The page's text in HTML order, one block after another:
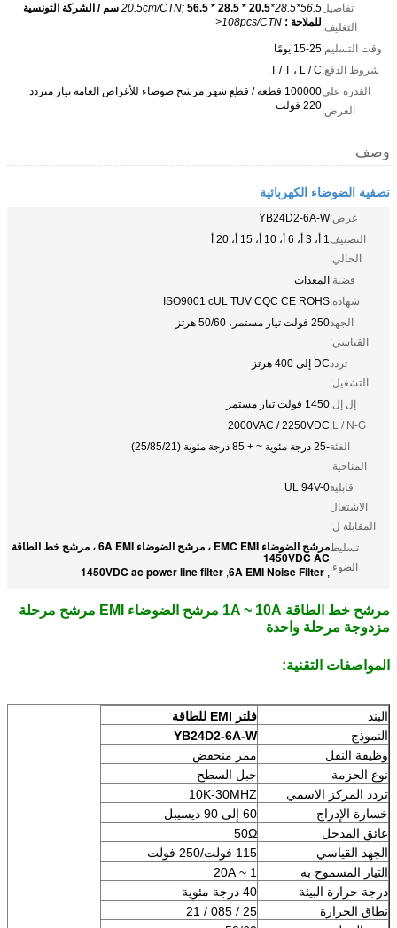
تفاصيل
التغليف:
56.5*28.5*20.5cm/CTN;
56.5 * 28.5 * 20.5 سم / الشركة التونسية
للملاحة ؛ 108pcs/CTN<
وقت التسليم:15-25 يومًا
شروط الدفع:T / T ، L / C.
القدرة على
العرض:
100000 قطعة / قطع شهر مرشح ضوضاء للأغراض العامة تيار متردد
220 فولت
وصف
تصفية الضوضاء الكهربائية
غرض:YB24D2-6A-W
التصنيف
الحالي:
1 أ، 3 أ، 6 أ، 10 أ، 15 أ، 20 أ
قضية:المعدات
شهادة:ISO9001 cUL TUV CQC CE ROHS
الجهد
القياسي:
250 فولت تيار مستمر، 50/60 هرتز
تردد
التشغيل:
DC إلى 400 هرتز
إل إل:1450 فولت تيار مستمر
L / N-G:
2000VAC / 2250VDC
الفئة
المناخية:
-25 درجة مئوية ~ + 85 درجة مئوية (25/85/21)
قابلية
الاشتعال
المقابلة ل:
UL 94V-0
تسليط
الضوء:
مرشح الضوضاء EMC EMI ، مرشح الضوضاء 6A EMI ، مرشح خط الطاقة
1450VDC AC
,
6A EMI Noise Filter
,
1450VDC ac power line filter
مرشح خط الطاقة 1A ~ 10A مرشح الضوضاء EMI مرشح مرحلة
مزدوجة مرحلة واحدة
المواصفات التقنية:
البند
فلتر EMI للطاقة
النموذج
YB24D2-6A-W
وظيفة النقل
ممر منخفض
نوع الحزمة
جبل السطح
تردد المركز الاسمي
10K-30MHZ
خسارة الإدراج
60 إلى 90 ديسيبل
عائق المدخل
50Ω
الجهد القياسي
115 فولت/250 فولت
التيار المسموح به
1 ~ 20A
درجة حرارة البيئة
40 درجة مئوية
نطاق الحرارة
25 / 085 / 21